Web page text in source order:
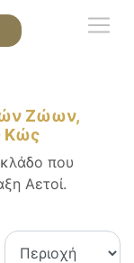
Ζώων,
Κώς
κλάδο που
Αετοί.